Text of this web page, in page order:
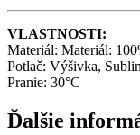
VLASTNOSTI:
Materiál: Materiál:
Potlač: Výšivka,
Pranie: 30°C
Ďalšie